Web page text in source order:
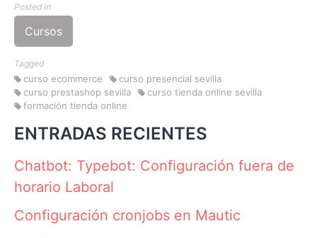
Posted in
Cursos
Tagged
curso ecommerce
curso presencial sevilla
curso prestashop sevilla
curso tienda online sevilla
formación tienda online
ENTRADAS RECIENTES
Chatbot: Typebot: Configuración fuera de
horario Laboral
Configuración cronjobs en Mautic